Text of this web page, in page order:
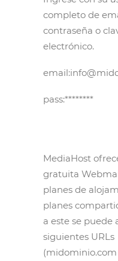
completo de
contraseña o
electrónico.
pass:********
MediaHost
gratuita
planes de
planes
a este se puede
siguientes URLs